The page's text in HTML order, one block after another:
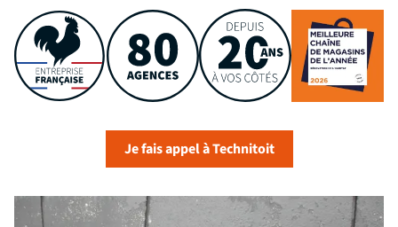
Je fais appel à Technitoit